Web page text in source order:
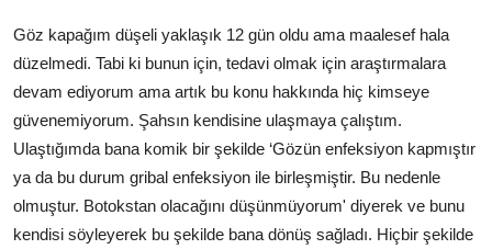
Göz kapağım düşeli yaklaşık 12 gün oldu ama maalesef hala
düzelmedi. Tabi ki bunun için, tedavi olmak için araştırmalara
devam ediyorum ama artık bu konu hakkında hiç kimseye
güvenemiyorum. Şahsın kendisine ulaşmaya çalıştım.
Ulaştığımda bana komik bir şekilde ‘Gözün enfeksiyon kapmıştır
ya da bu durum gribal enfeksiyon ile birleşmiştir. Bu nedenle
olmuştur. Botokstan olacağını düşünmüyorum' diyerek ve bunu
kendisi söyleyerek bu şekilde bana dönüş sağladı. Hiçbir şekilde